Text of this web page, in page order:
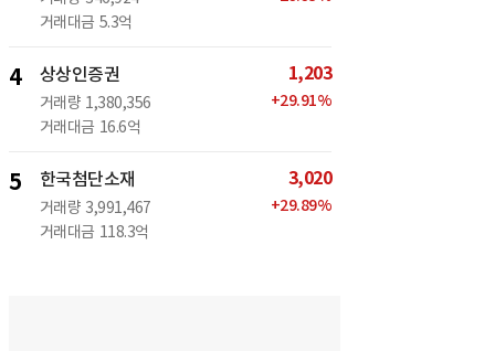
거래대금 5.3억
4 상상인증권
거래량 1,380,356
거래대금 16.6억
1,203
+29.91%
5 한국첨단소재
거래량 3,991,467
거래대금 118.3억
3,020
+29.89%